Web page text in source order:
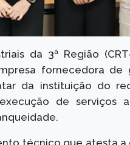
da 3ª Região
fornecedora de
da instituição do
de serviços
técnico que atesta a